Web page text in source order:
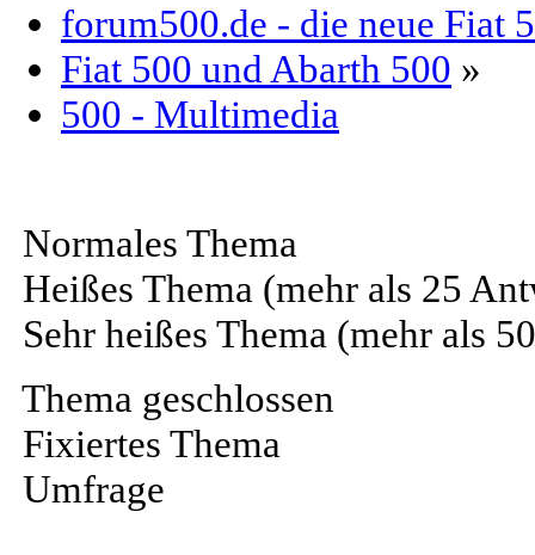
forum500.de - die neue Fiat
Fiat 500 und Abarth 500 »
500 - Multimedia
Normales Thema
Heißes Thema (mehr als 25
Sehr heißes Thema (mehr als
Thema geschlossen
Fixiertes Thema
Umfrage